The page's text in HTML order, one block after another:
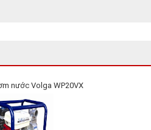
nước Volga WP20VX